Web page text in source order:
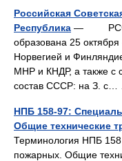
Российская
Республика —
образована 25
Норвегией и
МНР и КНДР, а также с
состав СССР: на З.
НПБ 158-97:
Общие технические
Терминология НПБ
пожарных. Общие